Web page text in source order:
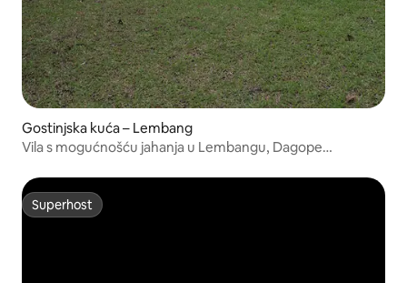
Gostinjska kuća – Lembang
Vila s mogućnošću jahanja u Lembangu, Dagope
Superhost
Superhost